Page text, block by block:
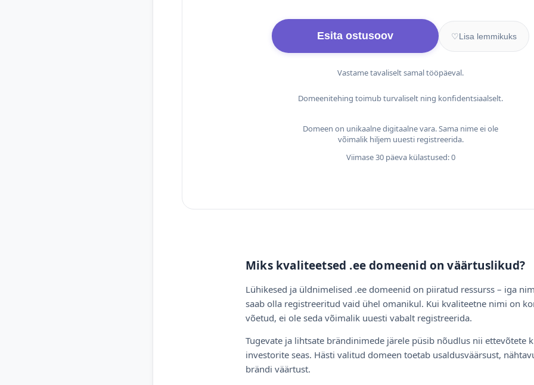
Esita ostusoov ♡Lisa lemmikuks
Vastame tavaliselt samal tööpäeval.
Domeenitehing toimub turvaliselt ning konfidentsiaalselt.
Domeen on unikaalne digitaalne vara. Sama nime ei ole
võimalik hiljem uuesti registreerida.
Viimase 30 päeva külastused: 0
Miks kvaliteetsed .ee domeenid on väärtuslikud?
Lühikesed ja üldnimelised .ee domeenid on piiratud ressurss – iga
saab olla registreeritud vaid ühel omanikul. Kui kvaliteetne nimi on
võetud, ei ole seda võimalik uuesti vabalt registreerida.
Tugevate ja lihtsate brändinimede järele püsib nõudlus nii ettevõtete
investorite seas. Hästi valitud domeen toetab usaldusväärsust,
brändi väärtust.